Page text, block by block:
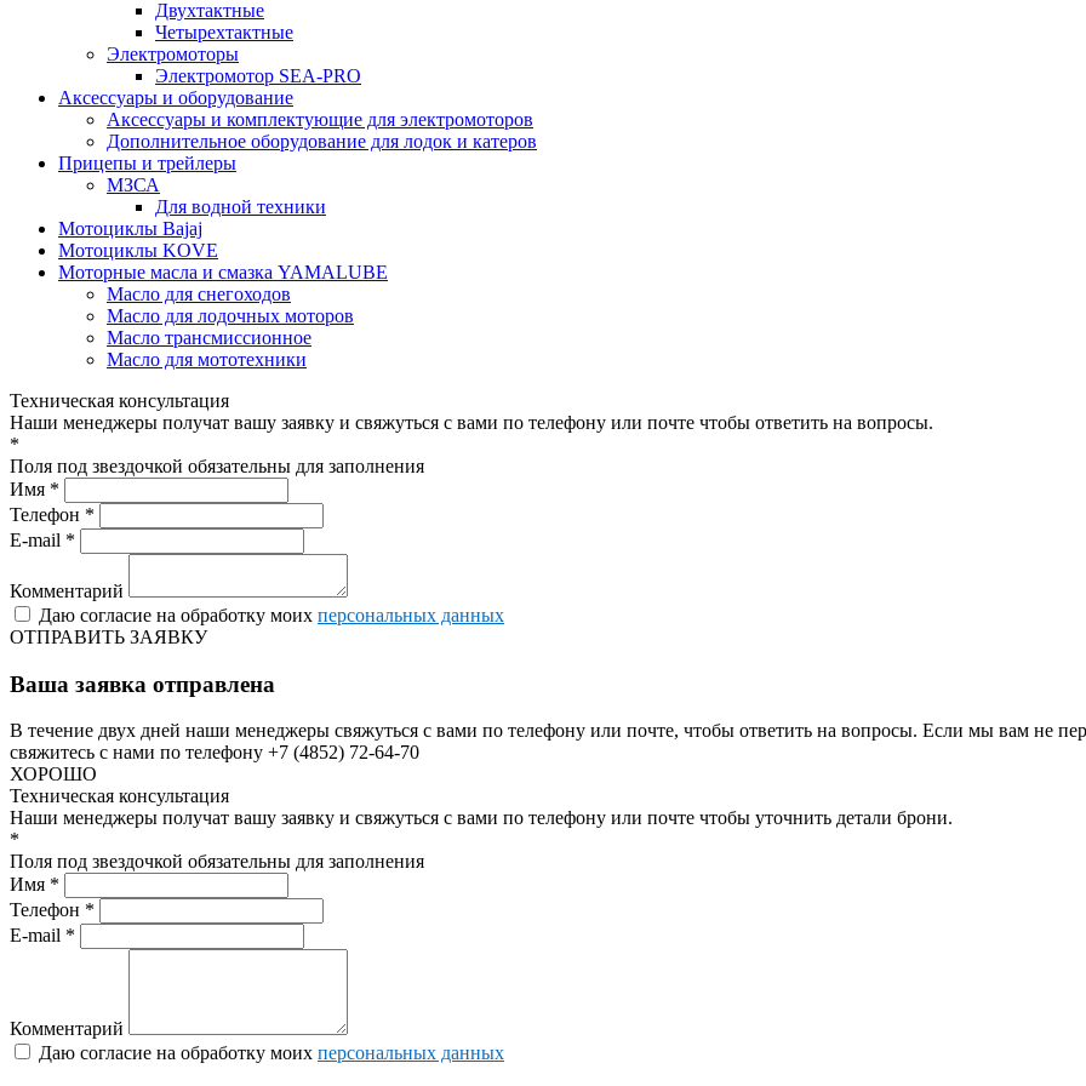
Двухтактные
Четырехтактные
Электромоторы
Электромотор SEA-PRO
Аксессуары и оборудование
Аксессуары и комплектующие для электромоторов
Дополнительное оборудование для лодок и катеров
Прицепы и трейлеры
МЗСА
Для водной техники
Мотоциклы Bajaj
Мотоциклы KOVE
Моторные масла и смазка YAMALUBE
Масло для снегоходов
Масло для лодочных моторов
Масло трансмиссионное
Масло для мототехники
Техническая консультация
Наши менеджеры получат вашу заявку и свяжуться с вами по телефону или почте чтобы ответить на вопросы.
*
Поля под звездочкой обязательны для заполнения
Имя *
Телефон *
E-mail *
Комментарий
Даю согласие на обработку моих персональных данных
ОТПРАВИТЬ ЗАЯВКУ
Ваша заявка отправлена
В течение двух дней наши менеджеры свяжуться с вами по телефону или почте, чтобы ответить на вопросы. Если мы вам не
свяжитесь с нами по телефону +7 (4852) 72-64-70
ХОРОШО
Техническая консультация
Наши менеджеры получат вашу заявку и свяжуться с вами по телефону или почте чтобы уточнить детали брони.
*
Поля под звездочкой обязательны для заполнения
Имя *
Телефон *
E-mail *
Комментарий
Даю согласие на обработку моих персональных данных